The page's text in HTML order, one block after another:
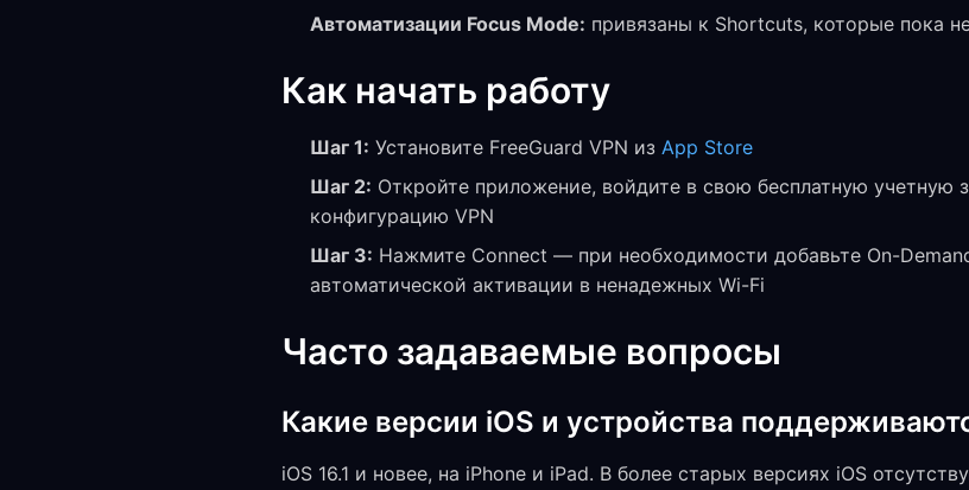
Автоматизации Focus Mode: привязаны к Shortcuts, которые пока
Как начать работу
Шаг 1: Установите FreeGuard VPN из App Store
Шаг 2: Откройте приложение, войдите в свою бесплатную учетную
конфигурацию VPN
Шаг 3: Нажмите Connect — при необходимости добавьте On-
автоматической активации в ненадежных Wi-Fi
Часто задаваемые вопросы
Какие версии iOS и устройства
iOS 16.1 и новее, на iPhone и iPad. В более старых версиях iOS